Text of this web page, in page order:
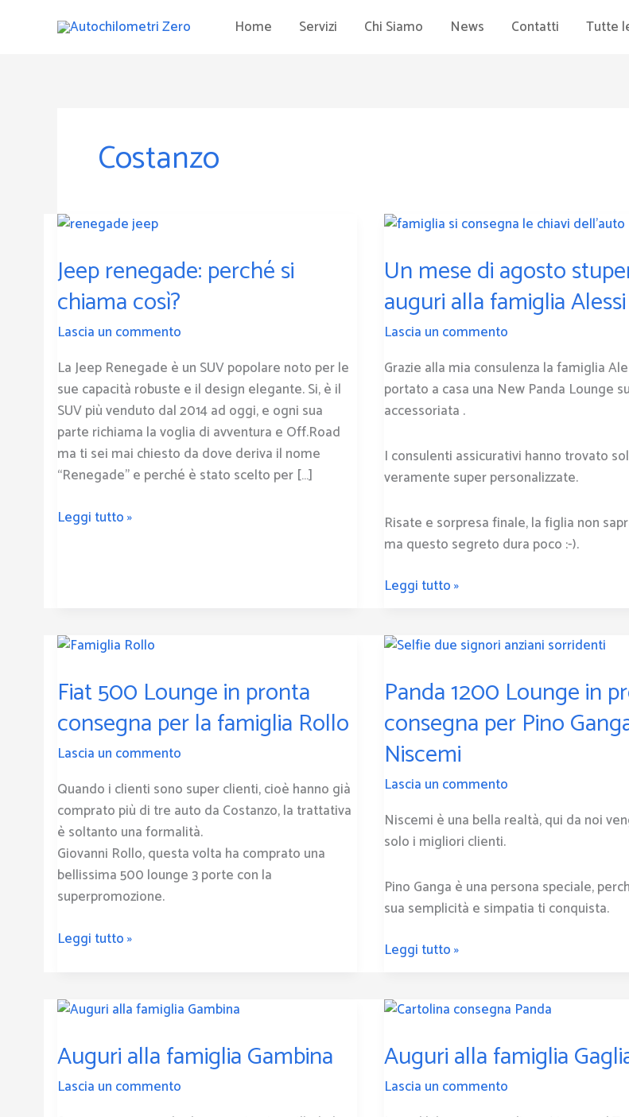
Home Servizi Chi Siamo News Contatti Tutte
Costanzo
Jeep renegade: perché si
chiama così?
Lascia un commento
La Jeep Renegade è un SUV popolare noto per le
sue capacità robuste e il design elegante. Si, è il
SUV più venduto dal 2014 ad oggi, e ogni sua
parte richiama la voglia di avventura e Off.Road
ma ti sei mai chiesto da dove deriva il nome
“Renegade” e perché è stato scelto per […]
Jeep
perché
si
chiama
così?
Leggi tutto »
Un mese di agosto
auguri alla famiglia Alessi
Lascia un commento
Grazie alla mia consulenza la famiglia
portato a casa una New Panda Lounge
accessoriata .
I consulenti assicurativi hanno trovato
veramente super personalizzate.
Risate e sorpresa finale, la figlia non
ma questo segreto dura poco :-).
Un
di
stupendo
auguri
famiglia
Alessi
Leggi tutto »
Fiat 500 Lounge in pronta
consegna per la famiglia Rollo
Lascia un commento
Quando i clienti sono super clienti, cioè hanno già
comprato più di tre auto da Costanzo, la trattativa
è soltanto una formalità.
Giovanni Rollo, questa volta ha comprato una
bellissima 500 lounge 3 porte con la
superpromozione.
Fiat
Lounge
pronta
consegna
la
famiglia
Rollo
Leggi tutto »
Panda 1200 Lounge in
consegna per Pino
Niscemi
Lascia un commento
Niscemi è una bella realtà, qui da noi
solo i migliori clienti.
Pino Ganga è una persona speciale,
sua semplicità e simpatia ti conquista.
Panda
Lounge
pronta
consegna
per
Pino
Ganga
di
Leggi tutto »
Auguri alla famiglia Gambina
Lascia un commento
Auguri
famiglia
Gambina
Auguri alla famiglia
Lascia un commento
Auguri
famiglia
Gagliano